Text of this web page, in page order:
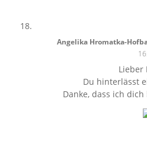
Angelika Hromatka-
Lieber
Du hinterlässt
Danke, dass ich